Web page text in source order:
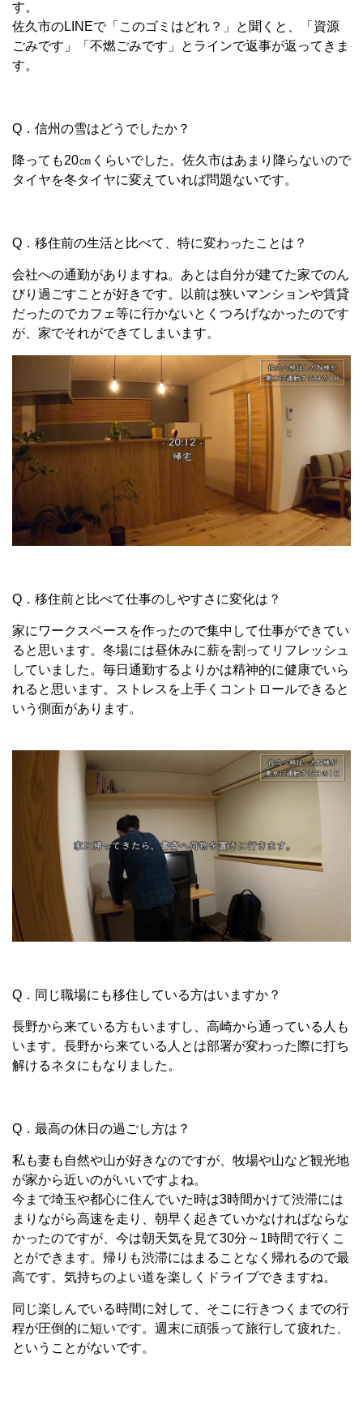
す。
佐久市のLINEで「このゴミはどれ？」と聞くと、「資源
ごみです」「不燃ごみです」とラインで返事が返ってきま
す。
Q．信州の雪はどうでしたか？
降っても20㎝くらいでした。佐久市はあまり降らないので
タイヤを冬タイヤに変えていれば問題ないです。
Q．移住前の生活と比べて、特に変わったことは？
会社への通勤がありますね。あとは自分が建てた家でのん
びり過ごすことが好きです。以前は狭いマンションや賃貸
だったのでカフェ等に行かないとくつろげなかったのです
が、家でそれができてしまいます。
Q．移住前と比べて仕事のしやすさに変化は？
家にワークスペースを作ったので集中して仕事ができてい
ると思います。冬場には昼休みに薪を割ってリフレッシュ
していました。毎日通勤するよりかは精神的に健康でいら
れると思います。ストレスを上手くコントロールできると
いう側面があります。
Q．同じ職場にも移住している方はいますか？
長野から来ている方もいますし、高崎から通っている人も
います。長野から来ている人とは部署が変わった際に打ち
解けるネタにもなりました。
Q．最高の休日の過ごし方は？
私も妻も自然や山が好きなのですが、牧場や山など観光地
が家から近いのがいいですよね。
今まで埼玉や都心に住んでいた時は3時間かけて渋滞には
まりながら高速を走り、朝早く起きていかなければならな
かったのですが、今は朝天気を見て30分～1時間で行くこ
とができます。帰りも渋滞にはまることなく帰れるので最
高です。気持ちのよい道を楽しくドライブできますね。
同じ楽しんでいる時間に対して、そこに行きつくまでの行
程が圧倒的に短いです。週末に頑張って旅行して疲れた、
ということがないです。